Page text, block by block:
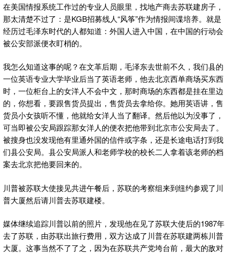
在美国情报系统工作过的专业人员眼里，找地产商去苏联建房子，
那太清楚不过了：是KGB招募线人“风筝”作为情报间谍培养。就是
经历过毛泽东时代的人都知道：外国人进入中国，在中国的行动会
被公安部派便衣盯梢的。
我怎么知道这事的呢？在文革后期，毛泽东去世前不久，我们县的
一位英语专业大学毕业后当了英语老师，他去北京西单商场买东西
时，一位柜台上的女洋人不会中文，那时商场的东西都是挂在里边
的，你想看，要跟售货员提出，售货员去拿给你。她用英语讲，售
货员小女孩听不懂，他就给女洋人当了翻译。然后他以为没事了，
可当即被公安局跟踪那女洋人的便衣把他带到北京市公安局去了。
被搜身也没发现他有里通外国的信件或字条，还是长途电话打到我
们县公安局。县公安局派人和老师学校的校长二人拿着该老师的档
案去北京把他要回来的。
川普被苏联大使接见共进午餐后，苏联的考察组来到纽约参观了川
普大厦然后请川普去苏联建楼。
媒体继续追踪川普以前的照片，发现他在见了苏联大使后的1987年
去了苏联，由苏联出旅行费用，双方达成了川普在苏联建两栋川普
大厦。这事当然不了了之，因为在苏联共产党垮台前，最大的敌对